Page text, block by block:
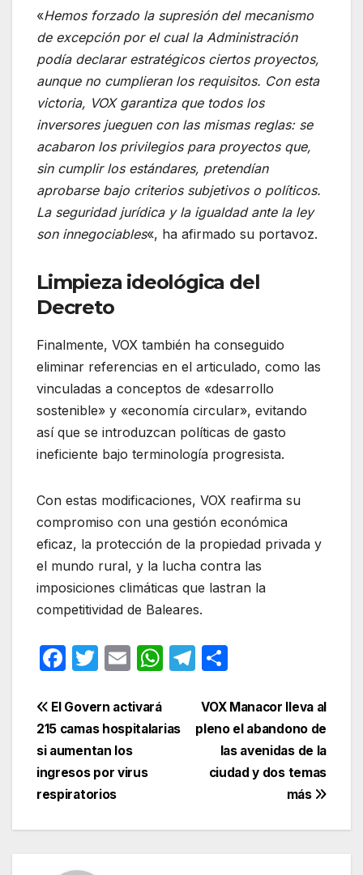
«Hemos forzado la supresión del mecanismo
de excepción por el cual la Administración
podía declarar estratégicos ciertos proyectos,
aunque no cumplieran los requisitos. Con esta
victoria, VOX garantiza que todos los
inversores jueguen con las mismas reglas: se
acabaron los privilegios para proyectos que,
sin cumplir los estándares, pretendían
aprobarse bajo criterios subjetivos o políticos.
La seguridad jurídica y la igualdad ante la ley
son innegociables«, ha afirmado su portavoz.
Limpieza ideológica del
Decreto
Finalmente, VOX también ha conseguido
eliminar referencias en el articulado, como las
vinculadas a conceptos de «desarrollo
sostenible» y «economía circular», evitando
así que se introduzcan políticas de gasto
ineficiente bajo terminología progresista.
Con estas modificaciones, VOX reafirma su
compromiso con una gestión económica
eficaz, la protección de la propiedad privada y
el mundo rural, y la lucha contra las
imposiciones climáticas que lastran la
competitividad de Baleares.
F
c
e
b
o
k
T
itt
er
E
ail
W
s
T
e
gr
m
m
p
ar
tir
Navegación
de
entradas
VOX Manacor lleva al
pleno el abandono de
las avenidas de la
ciudad y dos temas
más
El Govern activará
215 camas hospitalarias
si aumentan los
ingresos por virus
respiratorios